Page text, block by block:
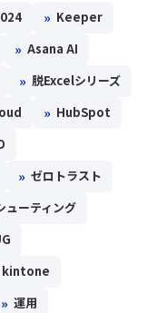
» Keeper
» Asana AI
» 脱Excelシリーズ
» HubSpot
» ゼロトラスト
ューティング
kintone
» 運用